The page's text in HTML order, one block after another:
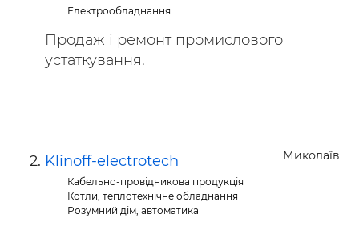
Електрообладнання
Продаж і ремонт промислового
устаткування.
Миколаїв
Klinoff-electrotech
Кабельно-провідникова продукція
Котли, теплотехнічне обладнання
Розумний дім, автоматика